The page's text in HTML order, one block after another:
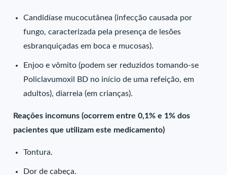
Candidíase mucocutânea (infecção causada por
fungo, caracterizada pela presença de lesões
esbranquiçadas em boca e mucosas).
Enjoo e vômito (podem ser reduzidos tomando-se
Policlavumoxil BD no início de uma refeição, em
adultos), diarreia (em crianças).
Reações incomuns (ocorrem entre 0,1% e 1% dos
pacientes que utilizam este medicamento)
Tontura.
Dor de cabeça.